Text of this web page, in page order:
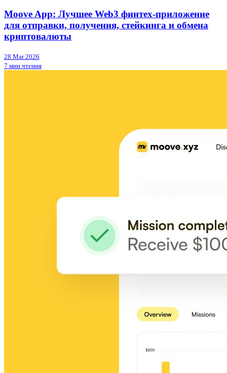
Moove App: Лучшее Web3 финтех-приложение
для отправки, получения, стейкинга и обмена
криптовалюты
28 Mar 2026
7 мин чтения